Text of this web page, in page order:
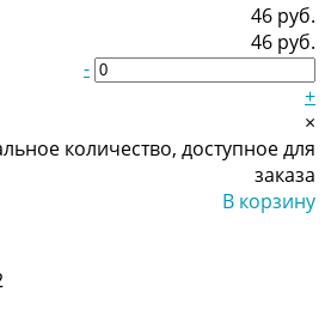
46 руб.
46 руб.
-
+
×
количество, доступное для
заказа
В корзину